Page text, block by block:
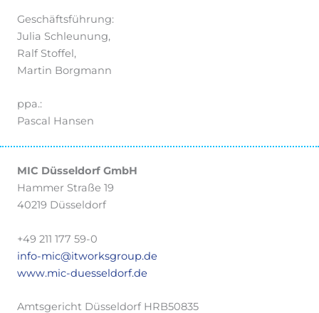
Geschäftsführung:
Julia Schleunung,
Ralf Stoffel,
Martin Borgmann
ppa.:
Pascal Hansen
MIC Düsseldorf GmbH
Hammer Straße 19
40219 Düsseldorf
+49 211 177 59-0
info-mic@itworksgroup.de
www.mic-duesseldorf.de
Amtsgericht Düsseldorf HRB50835